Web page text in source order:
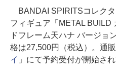
BANDAI SPIRITSコレク
フィギュア「METAL BUILD
ドフレーム天ハナ バージョ
格は27,500円（税込）。通販
イ 」にて予約受付が開始され